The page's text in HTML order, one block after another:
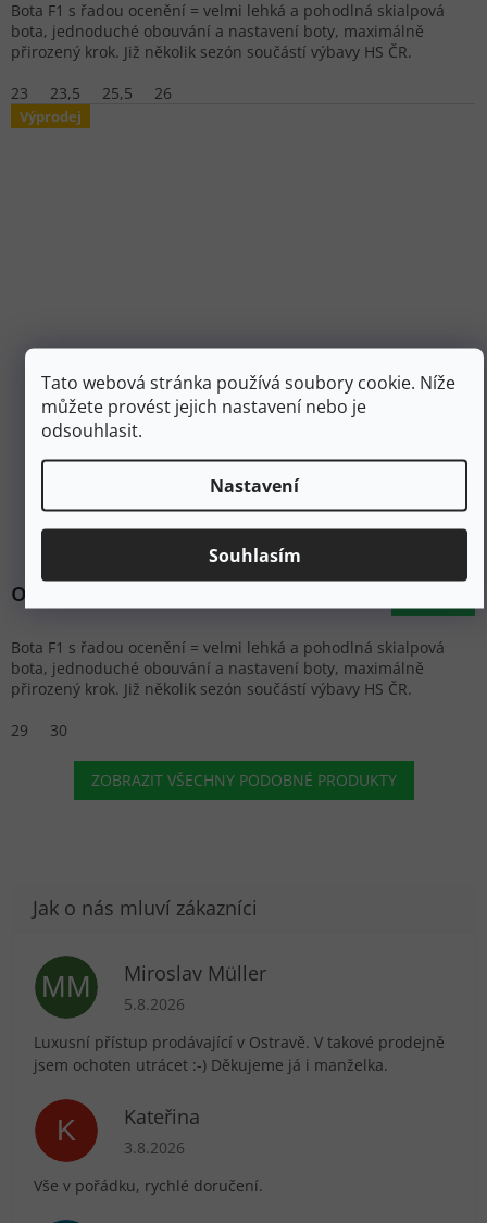
Tato webová stránka používá soubory cookie. Níže
můžete provést jejich nastavení nebo je
odsouhlasit.
Nastavení
Souhlasím
Bota F1 s řadou ocenění = velmi lehká a pohodlná skialpová
bota, jednoduché obouvání a nastavení boty, maximálně
přirozený krok. Již několik sezón součástí výbavy HS ČR.
23
23,5 25,5 26
Výprodej
16 690 Kč
SCARPA Pánské skialpové boty F1 anthracite/ottanio -
šedé
od9 900 Kč
Bota F1 s řadou ocenění = velmi lehká a pohodlná skialpová
bota, jednoduché obouvání a nastavení boty, maximálně
přirozený krok. Již několik sezón součástí výbavy HS ČR.
29
30
ZOBRAZIT VŠECHNY PODOBNÉ PRODUKTY
MM Miroslav Müller
Hodnocení obchodu je 5 z 5 hvězdiček.
5.8.2026
Luxusní přístup prodávající v Ostravě. V takové prodejně
jsem ochoten utrácet :-) Děkujeme já i manželka.
K Kateřina
Hodnocení obchodu je 5 z 5 hvězdiček.
3.8.2026
Vše v pořádku, rychlé doručení.